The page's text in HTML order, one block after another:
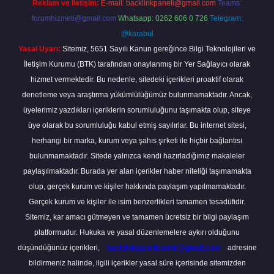
Reklam ve İletişim: E-mail: backlinkpaneli@gmail.com Teams:
forumhizmeti@gmail.com Whatsapp: 0262 606 0 726 Telegram:
@karabul
Yasal Uyarı: Sitemiz, 5651 Sayılı Kanun gereğince Bilgi Teknolojileri ve
İletişim Kurumu (BTK) tarafından onaylanmış bir Yer Sağlayıcı olarak
hizmet vermektedir. Bu nedenle, sitedeki içerikleri proaktif olarak
denetleme veya araştırma yükümlülüğümüz bulunmamaktadır. Ancak,
üyelerimiz yazdıkları içeriklerin sorumluluğunu taşımakta olup, siteye
üye olarak bu sorumluluğu kabul etmiş sayılırlar. Bu internet sitesi,
herhangi bir marka, kurum veya şahıs şirketi ile hiçbir bağlantısı
bulunmamaktadır. Sitede yalnızca kendi hazırladığımız makaleler
paylaşılmaktadır. Burada yer alan içerikler haber niteliği taşımamakta
olup, gerçek kurum ve kişiler hakkında paylaşım yapılmamaktadır.
Gerçek kurum ve kişiler ile isim benzerlikleri tamamen tesadüfidir.
Sitemiz, kar amacı gütmeyen ve tamamen ücretsiz bir bilgi paylaşım
platformudur. Hukuka ve yasal düzenlemelere aykırı olduğunu
düşündüğünüz içerikleri,
backlinkpanelicomtr@gmail.com
adresine
bildirmeniz halinde, ilgili içerikler yasal süre içerisinde sitemizden